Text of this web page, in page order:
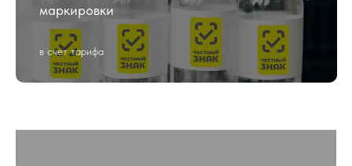
маркировки
в счет тарифа